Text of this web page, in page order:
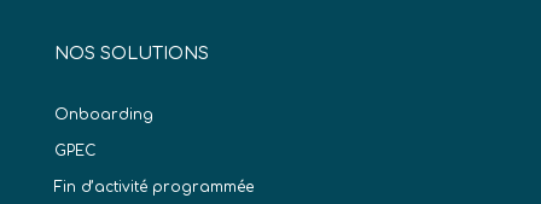
NOS SOLUTIONS
Onboarding
GPEC
Fin d’activité programmée